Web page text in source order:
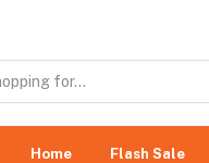
Home Flash Sale